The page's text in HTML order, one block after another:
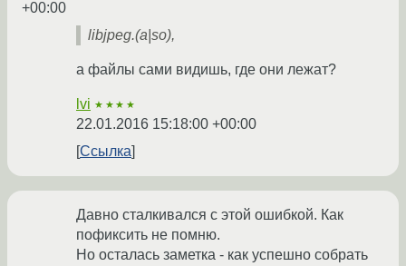
+00:00
libjpeg.(a|so),
а файлы сами видишь, где они лежат?
lvi ★★★★
22.01.2016 15:18:00 +00:00
Ссылка
Давно сталкивался с этой ошибкой. Как
пофиксить не помню.
Но осталась заметка - как успешно собрать